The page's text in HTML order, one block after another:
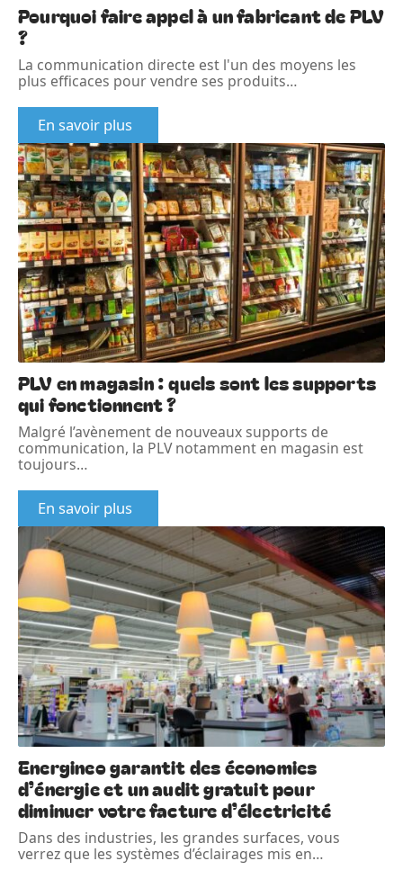
Pourquoi faire appel à un fabricant de PLV
?
La communication directe est l'un des moyens les
plus efficaces pour vendre ses produits…
En savoir plus
PLV en magasin : quels sont les supports
qui fonctionnent ?
Malgré l’avènement de nouveaux supports de
communication, la PLV notamment en magasin est
toujours…
En savoir plus
Energineo garantit des économies
d’énergie et un audit gratuit pour
diminuer votre facture d’électricité
Dans des industries, les grandes surfaces, vous
verrez que les systèmes d’éclairages mis en…